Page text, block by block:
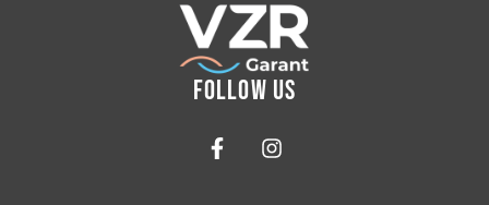
FOLLOW US